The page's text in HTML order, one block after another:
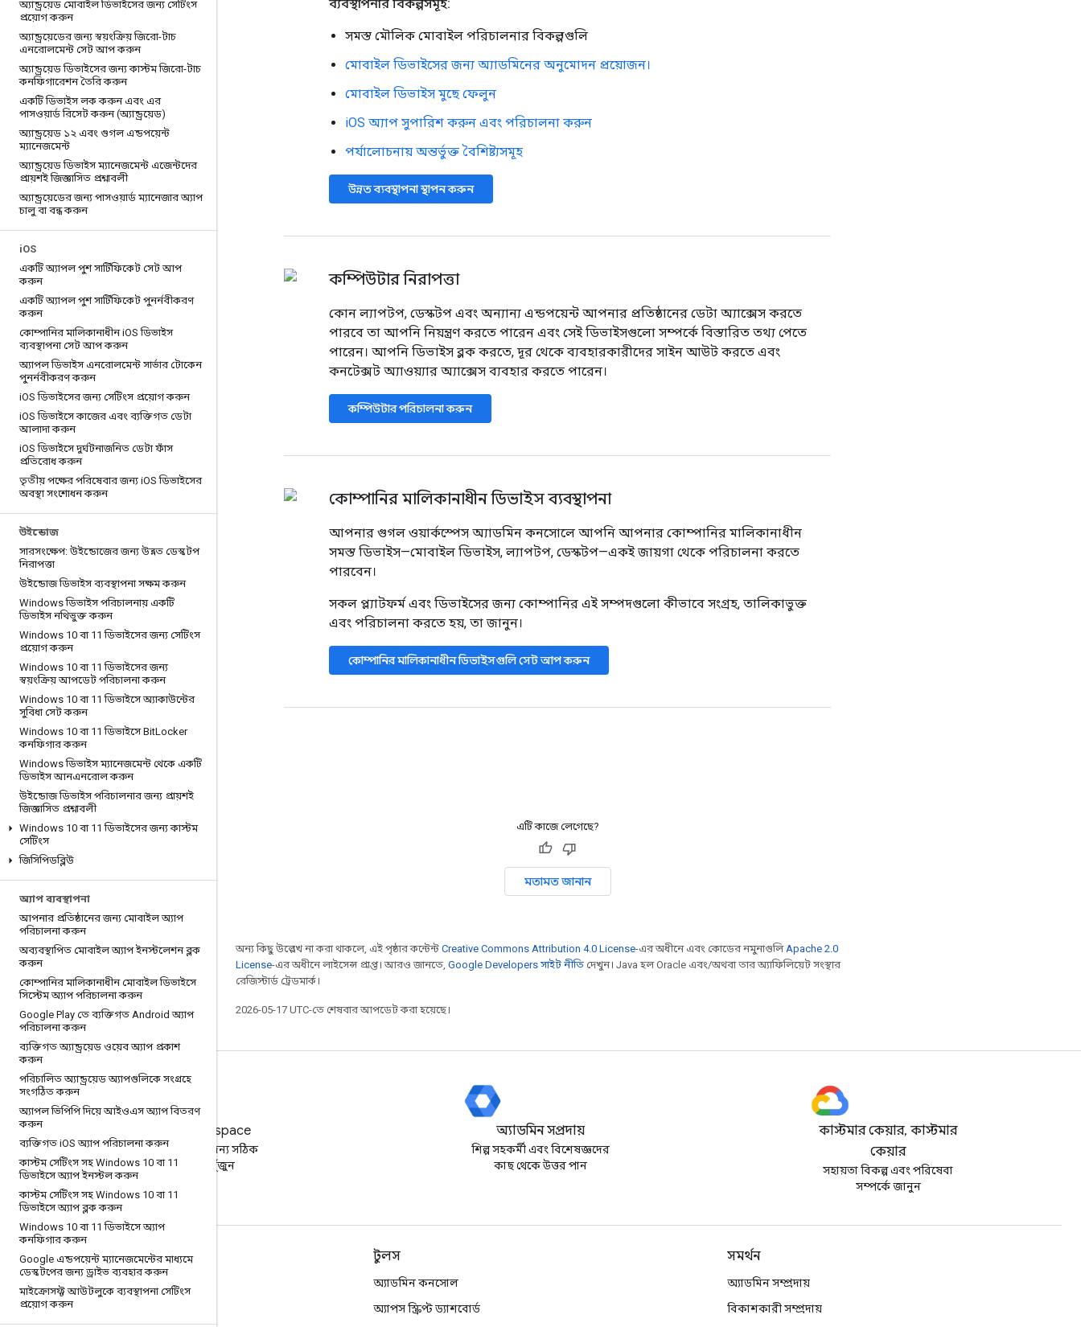
অ্যান্ড্রয়েড মোবাইল ডিভাইসের জন্য সেটিংস
প্রয়োগ করুন
অ্যান্ড্রয়েডের জন্য স্বয়ংক্রিয় জিরো-টাচ
এনরোলমেন্ট সেট আপ করুন
অ্যান্ড্রয়েড ডিভাইসের জন্য কাস্টম জিরো-টাচ
কনফিগারেশন তৈরি করুন
একটি ডিভাইস লক করুন এবং এর
পাসওয়ার্ড রিসেট করুন (অ্যান্ড্রয়েড)
অ্যান্ড্রয়েড ১২ এবং গুগল এন্ডপয়েন্ট
ম্যানেজমেন্ট
অ্যান্ড্রয়েড ডিভাইস ম্যানেজমেন্ট এজেন্টদের
প্রায়শই জিজ্ঞাসিত প্রশ্নাবলী
অ্যান্ড্রয়েডের জন্য পাসওয়ার্ড ম্যানেজার অ্যাপ
চালু বা বন্ধ করুন
iOS
একটি অ্যাপল পুশ সার্টিফিকেট সেট আপ
করুন
একটি অ্যাপল পুশ সার্টিফিকেট পুনর্নবীকরণ
করুন
কোম্পানির মালিকানাধীন iOS ডিভাইস
ব্যবস্থাপনা সেট আপ করুন
অ্যাপল ডিভাইস এনরোলমেন্ট সার্ভার টোকেন
পুনর্নবীকরণ করুন
iOS ডিভাইসের জন্য সেটিংস প্রয়োগ করুন
iOS ডিভাইসে কাজের এবং ব্যক্তিগত ডেটা
আলাদা করুন
iOS ডিভাইসে দুর্ঘটনাজনিত ডেটা ফাঁস
প্রতিরোধ করুন
তৃতীয় পক্ষের পরিষেবার জন্য iOS ডিভাইসের
অবস্থা সংশোধন করুন
উইন্ডোজ
সারসংক্ষেপ: উইন্ডোজের জন্য উন্নত ডেস্কটপ
নিরাপত্তা
উইন্ডোজ ডিভাইস ব্যবস্থাপনা সক্ষম করুন
Windows ডিভাইস পরিচালনায় একটি
ডিভাইস নথিভুক্ত করুন
Windows 10 বা 11 ডিভাইসের জন্য সেটিংস
প্রয়োগ করুন
Windows 10 বা 11 ডিভাইসের জন্য
স্বয়ংক্রিয় আপডেট পরিচালনা করুন
Windows 10 বা 11 ডিভাইসে অ্যাকাউন্টের
সুবিধা সেট করুন
Windows 10 বা 11 ডিভাইসে BitLocker
কনফিগার করুন
Windows ডিভাইস ম্যানেজমেন্ট থেকে একটি
ডিভাইস আনএনরোল করুন
উইন্ডোজ ডিভাইস পরিচালনার জন্য প্রায়শই
জিজ্ঞাসিত প্রশ্নাবলী
Windows 10 বা 11 ডিভাইসের জন্য কাস্টম
সেটিংস
জিসিপিডব্লিউ
অ্যাপ ব্যবস্থাপনা
আপনার প্রতিষ্ঠানের জন্য মোবাইল অ্যাপ
পরিচালনা করুন
অব্যবস্থাপিত মোবাইল অ্যাপ ইনস্টলেশন ব্লক
করুন
কোম্পানির মালিকানাধীন মোবাইল ডিভাইসে
সিস্টেম অ্যাপ পরিচালনা করুন
Google Play তে ব্যক্তিগত Android অ্যাপ
পরিচালনা করুন
ব্যক্তিগত অ্যান্ড্রয়েড ওয়েব অ্যাপ প্রকাশ
করুন
পরিচালিত অ্যান্ড্রয়েড অ্যাপগুলিকে সংগ্রহে
সংগঠিত করুন
অ্যাপল ভিপিপি দিয়ে আইওএস অ্যাপ বিতরণ
করুন
ব্যক্তিগত iOS অ্যাপ পরিচালনা করুন
কাস্টম সেটিংস সহ Windows 10 বা 11
ডিভাইসে অ্যাপ ইনস্টল করুন
কাস্টম সেটিংস সহ Windows 10 বা 11
ডিভাইসে অ্যাপ ব্লক করুন
Windows 10 বা 11 ডিভাইসে অ্যাপ
কনফিগার করুন
Google এন্ডপয়েন্ট ম্যানেজমেন্টের মাধ্যমে
ডেস্কটপের জন্য ড্রাইভ ব্যবহার করুন
মাইক্রোসফ্ট আউটলুকে ব্যবস্থাপনা সেটিংস
প্রয়োগ করুন
ব্যবস্থাপনার বিকল্পসমূহ:
সমস্ত মৌলিক মোবাইল পরিচালনার বিকল্পগুলি
মোবাইল ডিভাইসের জন্য অ্যাডমিনের অনুমোদন প্রয়োজন।
মোবাইল ডিভাইস মুছে ফেলুন
iOS অ্যাপ সুপারিশ করুন এবং পরিচালনা করুন
পর্যালোচনায় অন্তর্ভুক্ত বৈশিষ্ট্যসমূহ
উন্নত ব্যবস্থাপনা স্থাপন করুন
কম্পিউটার নিরাপত্তা
কোন ল্যাপটপ, ডেস্কটপ এবং অন্যান্য এন্ডপয়েন্ট আপনার প্রতিষ্ঠানের ডেটা অ্যাক্সেস করতে
পারবে তা আপনি নিয়ন্ত্রণ করতে পারেন এবং সেই ডিভাইসগুলো সম্পর্কে বিস্তারিত তথ্য পেতে
পারেন। আপনি ডিভাইস ব্লক করতে, দূর থেকে ব্যবহারকারীদের সাইন আউট করতে এবং
কনটেক্সট অ্যাওয়্যার অ্যাক্সেস ব্যবহার করতে পারেন।
কম্পিউটার পরিচালনা করুন
কোম্পানির মালিকানাধীন ডিভাইস ব্যবস্থাপনা
আপনার গুগল ওয়ার্কস্পেস অ্যাডমিন কনসোলে আপনি আপনার কোম্পানির মালিকানাধীন
সমস্ত ডিভাইস—মোবাইল ডিভাইস, ল্যাপটপ, ডেস্কটপ—একই জায়গা থেকে পরিচালনা করতে
পারবেন।
সকল প্ল্যাটফর্ম এবং ডিভাইসের জন্য কোম্পানির এই সম্পদগুলো কীভাবে সংগ্রহ, তালিকাভুক্ত
এবং পরিচালনা করতে হয়, তা জানুন।
কোম্পানির মালিকানাধীন ডিভাইসগুলি সেট আপ করুন
এটি কাজে লেগেছে?
মতামত জানান
অন্য কিছু উল্লেখ না করা থাকলে, এই পৃষ্ঠার কন্টেন্ট Creative Commons Attribution 4.0 License-এর অধীনে এবং কোডের নমুনাগুলিApache 2.0
License-এর অধীনে লাইসেন্স প্রাপ্ত। আরও জানতে, Google Developers সাইট নীতি দেখুন। Java হল Oracle এবং/অথবা তার অ্যাফিলিয়েট সংস্থার
রেজিস্টার্ড ট্রেডমার্ক।
2026-05-17 UTC-তে শেষবার আপডেট করা হয়েছে।
Google Workspace
আপনার ব্যবসার জন্য সঠিক
পরিকল্পনাটি খুঁজুন
অ্যাডমিন সম্প্রদায়
শিল্প সহকর্মী এবং বিশেষজ্ঞদের
কাছ থেকে উত্তর পান
কাস্টমার কেয়ার, কাস্টমার
কেয়ার
সহায়তা বিকল্প এবং পরিষেবা
সম্পর্কে জানুন
ডকুমেন্টেশন এবং প্রশিক্ষণ
সহায়তা কেন্দ্র
বিকাশকারী গাইড
টুলস
অ্যাডমিন কনসোল
অ্যাপস স্ক্রিপ্ট ড্যাশবোর্ড
সমর্থন
অ্যাডমিন সম্প্রদায়
বিকাশকারী সম্প্রদায়